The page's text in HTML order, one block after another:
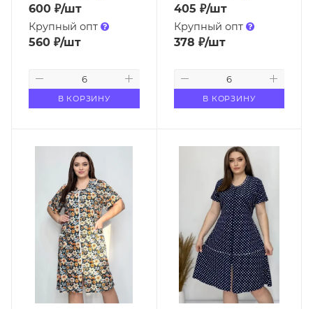
600 ₽/шт
Крупный опт
560 ₽/шт
В КОРЗИНУ
405 ₽/шт
Крупный опт
378 ₽/шт
В КОРЗИНУ